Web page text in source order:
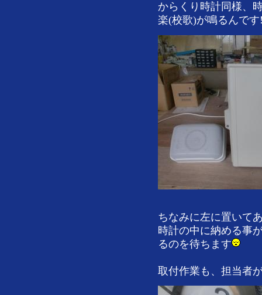
からくり時計同様、
楽(校歌)が鳴るんで
ちなみに左に置いて
時計の中に納める事
るのを待ちます
取付作業も、担当者